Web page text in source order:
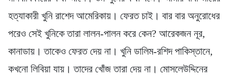
হত্যাকারী খুনি রাশেদ আমেরিকায়। ফেরত চাই। বার বার অনুরোধের
পরেও সেই খুনিকে তারা লালন-পালন করে কেন? আরেকজন নূর,
কানাডায়। তাকেও ফেরত দেয় না। খুনি ডালিম-রশিদ পাকিস্তানে,
কখনো লিবিয়া যায়। তাদের খোঁজ তারা দেয় না। মোসলেউদ্দিনের